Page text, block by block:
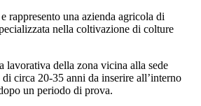
rappresento una azienda agricola di
nella coltivazione di colture
lavorativa della zona vicina alla sede
circa 20-35 anni da inserire all’interno
un periodo di prova.